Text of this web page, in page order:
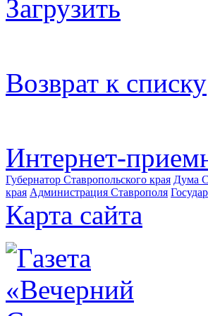
Загрузить
Возврат к списку
Интернет-
Губернатор Ставропольского края Дума
края Администрация Ставрополя
Карта сайта